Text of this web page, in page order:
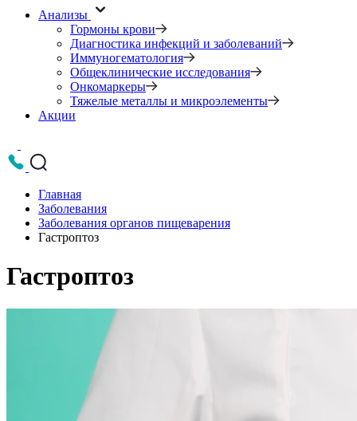
Анализы
Гормоны крови
Диагностика инфекций и заболеваний
Иммуногематология
Общеклинические исследования
Онкомаркеры
Тяжелые металлы и микроэлементы
Акции
Главная
Заболевания
Заболевания органов пищеварения
Гастроптоз
Гастроптоз